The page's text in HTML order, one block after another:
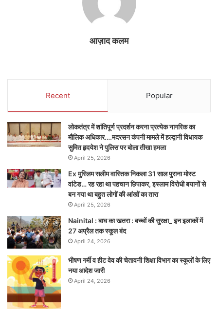
आज़ाद कलम
Recent Popular
लोकतंत्र में शांतिपूर्ण प्रदर्शन करना प्रत्येक नागरिक का
मौलिक अधिकार….मदरसन कंपनी मामले में हल्द्वानी विधायक
सुमित हृदयेश ने पुलिस पर बोला तीखा हमला
April 25, 2026
Ex मुस्लिम सलीम वास्तिक निकला 31 साल पुराना मोस्ट
वांटेड… रह रहा था पहचान छिपाकर, इस्लाम विरोधी बयानों से
बन गया था बहुत लोगों की आंखों का तारा
April 25, 2026
Nainital : बाघ का खतरा : बच्चों की सुरक्षा_ इन इलाकों में
27 अप्रैल तक स्कूल बंद
April 24, 2026
भीषण गर्मी व हीट वेव की चेतावनी शिक्षा विभाग का स्कूलों के लिए
नया आदेश जारी
April 24, 2026